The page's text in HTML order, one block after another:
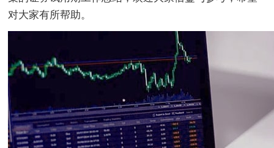
对大家有所帮助。